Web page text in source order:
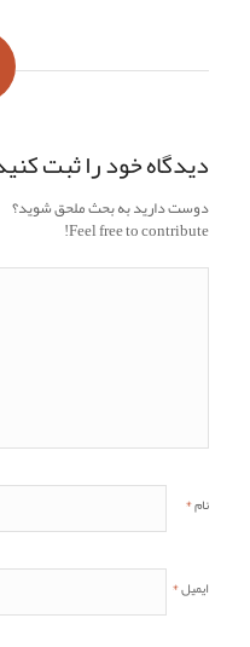
دیدگاه خود را ثبت
دوست دارید به بحث ملحق شوید؟
Feel free to contribute!
نام*
ایمیل*